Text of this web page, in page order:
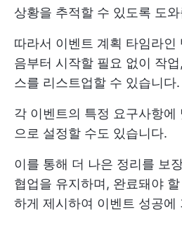
상황을 추적할 수 있도록 도
따라서 이벤트 계획 타임라인
음부터 시작할 필요 없이 작
스를 리스트업할 수 있습니다.
각 이벤트의 특정 요구사항에
으로 설정할 수도 있습니다.
이를 통해 더 나은 정리를 보
협업을 유지하며, 완료돼야
하게 제시하여 이벤트 성공에